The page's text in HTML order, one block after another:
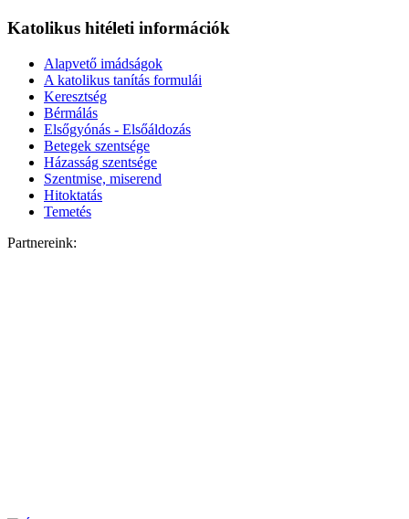
Katolikus hitéleti információk
Alapvető imádságok
A katolikus tanítás formulái
Keresztség
Bérmálás
Elsőgyónás - Elsőáldozás
Betegek szentsége
Házasság szentsége
Szentmise, miserend
Hitoktatás
Temetés
Partnereink: